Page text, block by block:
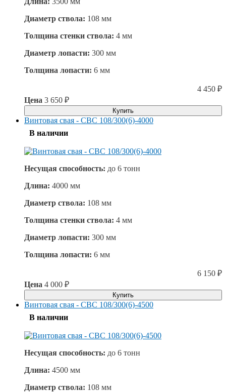
Диаметр ствола: 108 мм
Толщина стенки ствола: 4 мм
Диаметр лопасти: 300 мм
Толщина лопасти: 6 мм
4 450 ₽
Цена 3 650 ₽
Купить
Винтовая свая - СВС 108/300(6)-4000
В наличии
Несущая способность: до 6 тонн
Длина: 4000 мм
Диаметр ствола: 108 мм
Толщина стенки ствола: 4 мм
Диаметр лопасти: 300 мм
Толщина лопасти: 6 мм
6 150 ₽
Цена 4 000 ₽
Купить
Винтовая свая - СВС 108/300(6)-4500
В наличии
Несущая способность: до 6 тонн
Длина: 4500 мм
Диаметр ствола: 108 мм